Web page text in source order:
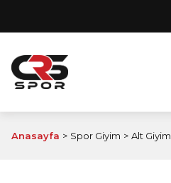
Anasayfa Spor Giyim Alt Giyim